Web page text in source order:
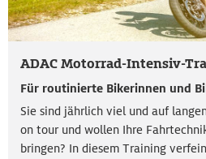
ADAC Motorrad-Intensiv-
Für routinierte Bikerinnen und
Sie sind jährlich viel und auf
on tour und wollen Ihre
bringen? In diesem Training